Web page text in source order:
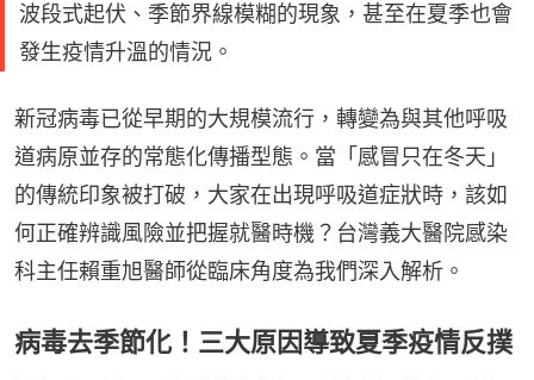
波段式起伏、季節界線模糊的現象，甚至在夏季也會
發生疫情升溫的情況。
新冠病毒已從早期的大規模流行，轉變為與其他呼吸
道病原並存的常態化傳播型態。當「感冒只在冬天」
的傳統印象被打破，大家在出現呼吸道症狀時，該如
何正確辨識風險並把握就醫時機？台灣義大醫院感染
科主任賴重旭醫師從臨床角度為我們深入解析。
病毒去季節化！三大原因導致夏季疫情反撲